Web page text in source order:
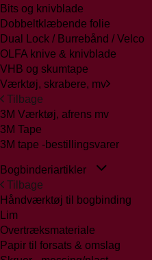
Bits og knivblade
Dobbeltklæbende folie
Dual Lock / Burrebånd / Velco
OLFA knive & knivblade
VHB og skumtape
Værktøj, skrabere, mv
Tilbage
3M Værktøj, afrens mv
3M Tape
3M tape -bestillingsvarer
Bogbinderiartikler
Tilbage
Håndværktøj til bogbinding
Lim
Overtræksmateriale
Papir til forsats & omslag